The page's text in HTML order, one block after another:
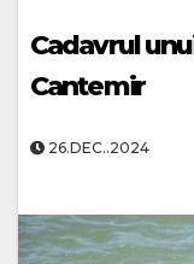
Cadavrul
Cantemir
26.DEC..2024